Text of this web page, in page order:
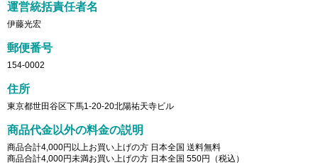
運営統括責任者名
伊藤光宏
郵便番号
154-0002
住所
東京都世田谷区下馬1-20-20北陽祐天寺ビル
商品代金以外の料金の説明
商品合計4,000円以上お買い上げの方 日本全国 送料無料
商品合計4,000円未満お買い上げの方 日本全国 550円（税込）